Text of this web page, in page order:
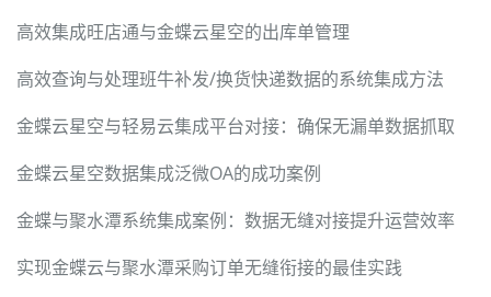
高效集成旺店通与金蝶云星空的出库单管理
高效查询与处理班牛补发/换货快递数据的系统集成方法
金蝶云星空与轻易云集成平台对接：确保无漏单数据抓取
金蝶云星空数据集成泛微OA的成功案例
金蝶与聚水潭系统集成案例：数据无缝对接提升运营效率
实现金蝶云与聚水潭采购订单无缝衔接的最佳实践